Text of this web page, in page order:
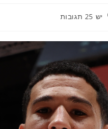
תגובות:
יש 25 תגובות